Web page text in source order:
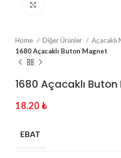
Home Diğer Ürünler
Açacaklı
1680 Açacaklı Buton Magnet
1680 Açacaklı
18.20₺
EBAT